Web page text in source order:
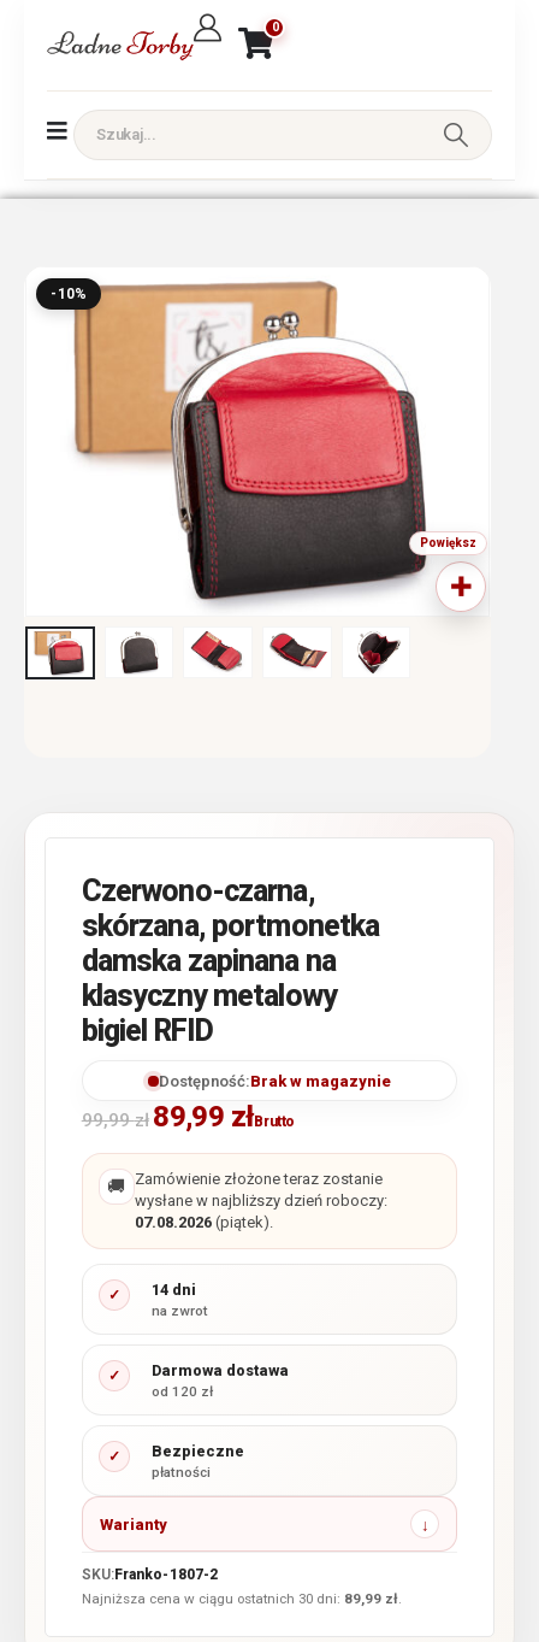
0
-10%
Czerwono-czarna,
skórzana, portmonetka
damska zapinana na
klasyczny metalowy
bigiel RFID
Dostępność:Brak w magazynie
99,99zł 89,99 złBrutto
🚚 Zamówienie złożone teraz zostanie
wysłane w najbliższy dzień roboczy:
07.08.2026(piątek).
✓ 14 dni
na zwrot
✓ Darmowa dostawa
od 120 zł
✓ Bezpieczne
płatności
Warianty
SKU:Franko-1807-2
Najniższa cena w ciągu ostatnich 30 dni: 89,99 zł.